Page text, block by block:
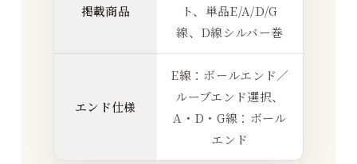
掲載商品
ト、単品E/A/D/G
線、D線シルバー巻
エンド仕様
E線：ボールエンド／
ループエンド選択、
A・D・G線：ボール
エンド